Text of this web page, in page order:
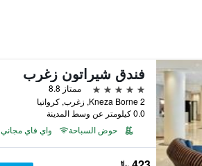
فندق شيراتون زغرب
5 نجوم
ممتاز 8.8
Kneza Borne 2, زغرب, كرواتيا
0.0 كيلومتر عن وسط المدينة
حوض السباحة
واي فاي مجاني